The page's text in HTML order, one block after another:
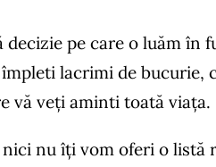
pe care o luăm în
lacrimi de
vă veți aminti toată viața.
nu îți vom oferi o